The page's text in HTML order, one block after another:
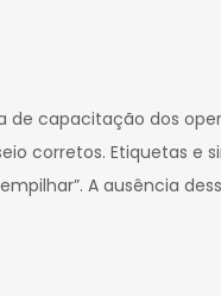
capacitação dos
corretos. Etiquetas e
A ausência